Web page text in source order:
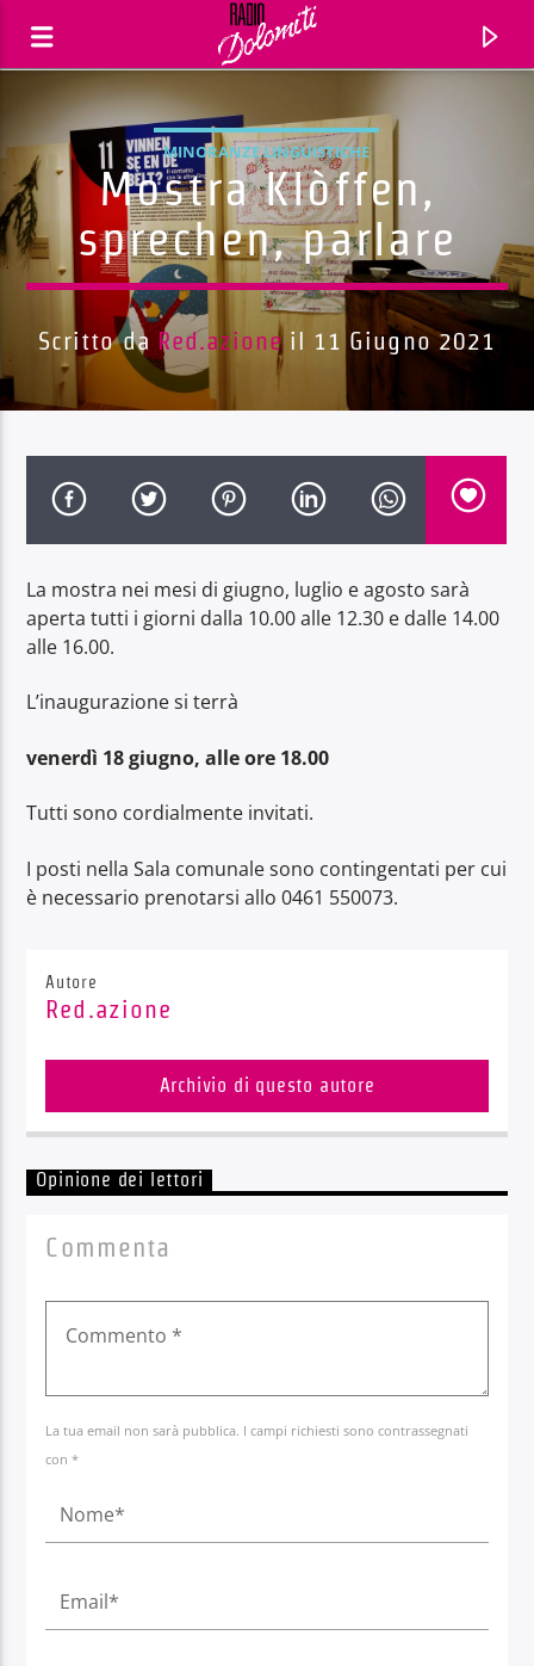
Titolo
Artista
Radio Dolomiti
MINORANZE LINGUISTICHE
Mostra Klòffen,
sprechen, parlare
Scritto da Red.azione il 11 Giugno 2021
La mostra nei mesi di giugno, luglio e agosto sarà
aperta tutti i giorni dalla 10.00 alle 12.30 e dalle 14.00
alle 16.00.
L’inaugurazione si terrà
venerdì 18 giugno, alle ore 18.00
Tutti sono cordialmente invitati.
I posti nella Sala comunale sono contingentati per cui
è necessario prenotarsi allo 0461 550073.
Autore
Red.azione
Archivio di questo autore
Opinione dei lettori
Commenta
La tua email non sarà pubblica. I campi richiesti sono contrassegnati
con *